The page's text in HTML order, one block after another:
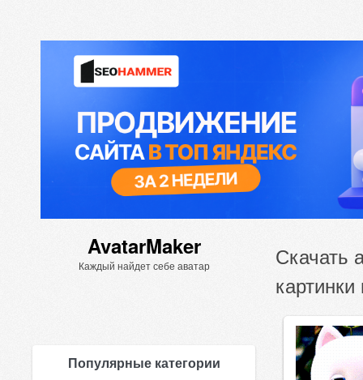
AvatarMaker
Каждый найдет себе аватар
Популярные категории
Скачать